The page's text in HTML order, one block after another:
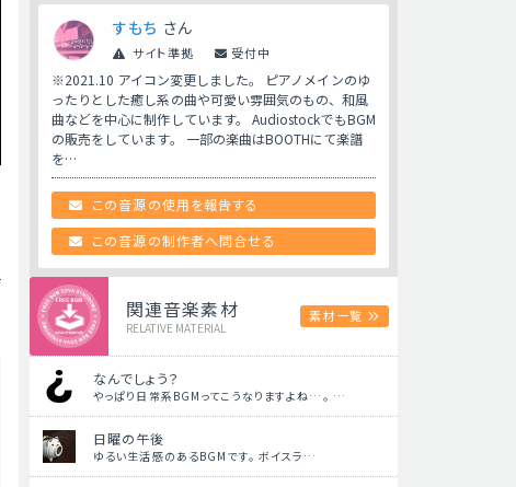
すもち さん
サイト準拠 受付中
※2021.10 アイコン変更しました。 ピアノメインのゆ
ったりとした癒し系の曲や可愛い雰囲気のもの、和風
曲などを中心に制作しています。 AudiostockでもBGM
の販売をしています。 一部の楽曲はBOOTHにて楽譜
を…
この音源の使用を報告する
この音源の制作者へ問合せる
関連音楽素材
RELATIVE MATERIAL
素材一覧
なんでしょう？
やっぱり日常系BGMってこうなりますよね…。 …
日曜の午後
ゆるい生活感のあるBGMです。 ボイスラ…